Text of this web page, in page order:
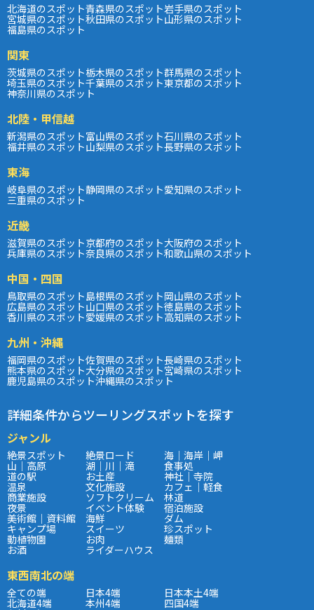
北海道のスポット青森県のスポット岩手県のスポット
宮城県のスポット秋田県のスポット山形県のスポット
福島県のスポット
関東
茨城県のスポット栃木県のスポット群馬県のスポット
埼玉県のスポット千葉県のスポット東京都のスポット
神奈川県のスポット
北陸・甲信越
新潟県のスポット富山県のスポット石川県のスポット
福井県のスポット山梨県のスポット長野県のスポット
東海
岐阜県のスポット静岡県のスポット愛知県のスポット
三重県のスポット
近畿
滋賀県のスポット京都府のスポット大阪府のスポット
兵庫県のスポット奈良県のスポット和歌山県のスポット
中国・四国
鳥取県のスポット島根県のスポット岡山県のスポット
広島県のスポット山口県のスポット徳島県のスポット
香川県のスポット愛媛県のスポット高知県のスポット
九州・沖縄
福岡県のスポット佐賀県のスポット長崎県のスポット
熊本県のスポット大分県のスポット宮崎県のスポット
鹿児島県のスポット沖縄県のスポット
詳細条件からツーリングスポットを探す
ジャンル
絶景スポット 絶景ロード 海｜海岸｜岬
山｜高原 湖｜川｜滝 食事処
道の駅 お土産 神社｜寺院
温泉 文化施設 カフェ｜軽食
商業施設 ソフトクリーム 林道
夜景 イベント体験 宿泊施設
美術館｜資料館 海鮮 ダム
キャンプ場 スイーツ 珍スポット
動植物園 お肉 麺類
お酒 ライダーハウス
東西南北の端
全ての端 日本4端 日本本土4端
北海道4端 本州4端 四国4端